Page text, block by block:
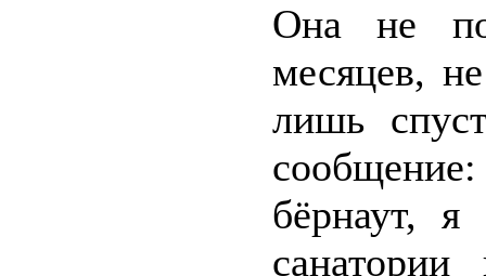
Она не
месяцев,
лишь
бёрнаут,